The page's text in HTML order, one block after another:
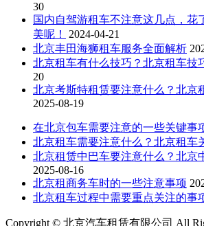
30
国内自驾游租车不注意这几点，花
美呢！
2024-04-21
北京丰田海狮租车服务全面解析
北京租车有什么技巧？北京租车技
20
北京考斯特租赁要注意什么？北京
2025-08-19
在北京包车需要注意的一些关键事
北京租车需要注意什么？北京租车
北京租赁中巴车要注意什么？北京
2025-08-16
北京租商务车时的一些注意事项
北京租车过程中需要重点关注的事
Copyright © 北京汽车租赁有限公司 All